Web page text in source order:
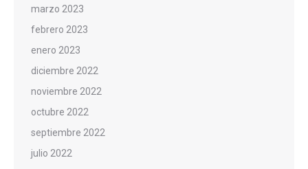
marzo 2023
febrero 2023
enero 2023
diciembre 2022
noviembre 2022
octubre 2022
septiembre 2022
julio 2022